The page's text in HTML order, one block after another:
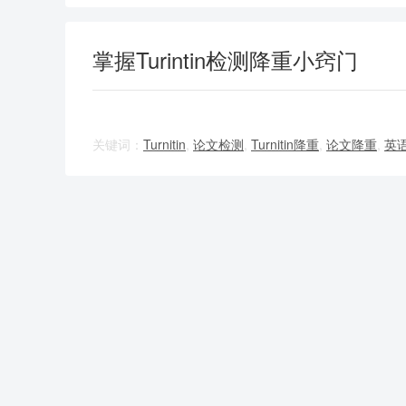
掌握Turintin检测降重小窍门
关键词： Turnitin, 论文检测, Turnitin降重, 论文降重, 英